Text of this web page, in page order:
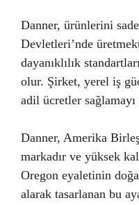
Danner, ürünlerini
Devletleri’nde
dayanıklılık
olur. Şirket, yerel iş
adil ücretler sağlamayı
Danner, Amerika
markadır ve yüksek
Oregon eyaletinin
alarak tasarlanan bu